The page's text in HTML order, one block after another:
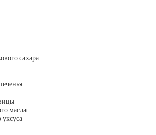
сахара
масла
уксуса